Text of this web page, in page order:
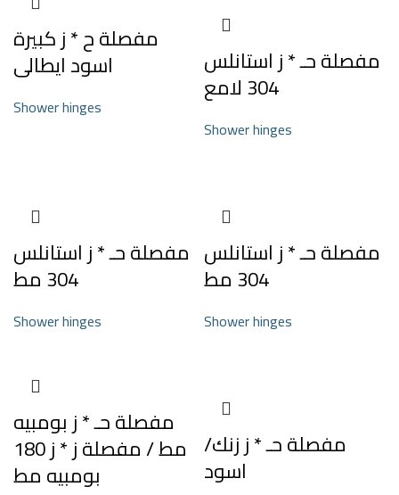
مفصلة ح * ز كبيرة
اسود ايطالى
Shower hinges
مفصلة حـ * ز استانلس
304 لامع
Shower hinges
مفصلة حـ * ز استانلس
304 مط
Shower hinges
مفصلة حـ * ز استانلس
304 مط
Shower hinges
مفصلة حـ * ز بومبيه
مط / مفصلة ز * ز 180
بومبيه مط
مفصلة حـ * ز زنك/
اسود